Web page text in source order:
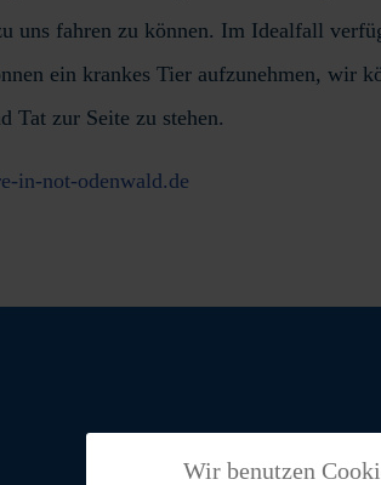
fahren zu können. Im Idealfall
ein krankes Tier aufzunehmen, wir
Tat zur Seite zu stehen.
in-not-odenwald.de
Wir benutzen